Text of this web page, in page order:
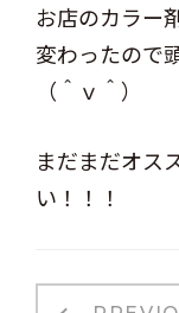
お店のカラー
変わったので
（＾ｖ＾）
まだまだオス
い！！！